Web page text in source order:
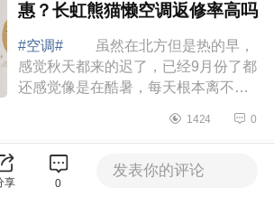
惠？长虹熊猫懒空调返修率高吗
#空调#
虽然在北方但是热的早，
感觉秋天都来的迟了，已经9月份了都
还感觉像是在酷暑，每天根本离不开
调续命的我对空调要求还是蛮高的，
1424 0
享 0
发表你的评论